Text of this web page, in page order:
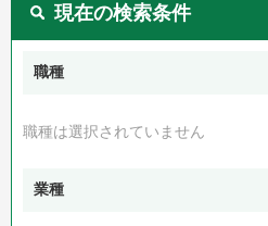
現在の検索条件
職種
職種は選択されていません
業種